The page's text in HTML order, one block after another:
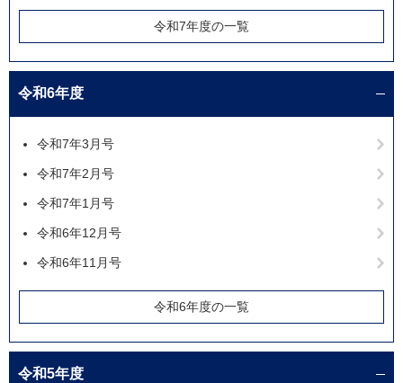
令和7年度の一覧
令和6年度
令和7年3月号
令和7年2月号
令和7年1月号
令和6年12月号
令和6年11月号
令和6年度の一覧
令和5年度